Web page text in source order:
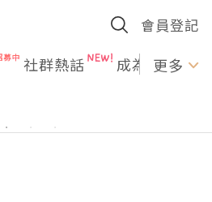
會員登記
社群熱話 成為U更多